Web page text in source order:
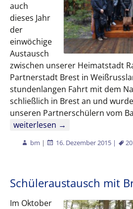
auch
dieses Jahr
der
einwöchige
Austausch
zwischen unserer Heimatstadt
Partnerstadt Brest in
stundenlangen Fahrt mit dem
schließlich in Brest an und
unseren Partnerschülern vom
Schüleraustausch Oktober 2015
weiterlesen →
bm | 16. Dezember 2015 |
Schüleraustausch mit
Im Oktober